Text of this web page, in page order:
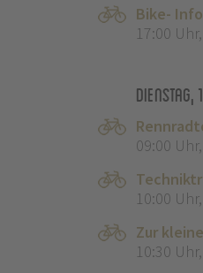
Bike-
17:00 Uhr,
Dienstag,
09:00 Uhr,
10:00 Uhr,
Zur
10:30 Uhr,